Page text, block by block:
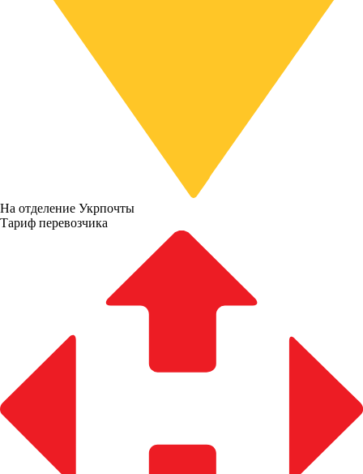
На отделение Укрпочты
Тариф перевозчика